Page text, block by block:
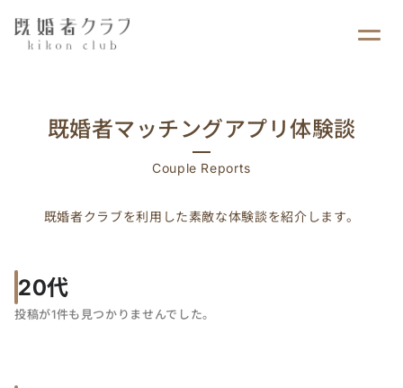
既婚者マッチングアプリ体験談
Couple Reports
既婚者クラブを利用した素敵な体験談を紹介します。
20代
投稿が1件も見つかりませんでした。